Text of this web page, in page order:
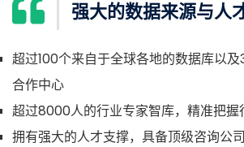
强大的数据来源与人
超过100个来自于全球各地的数据库以
合作中心
超过8000人的行业专家智库，精准把握
拥有强大的人才支撑，具备顶级咨询公